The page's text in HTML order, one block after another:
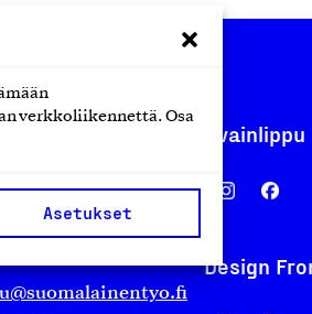
verkkoliikennettä. Osa
Asetukset
työ ry Avainlippu
Design